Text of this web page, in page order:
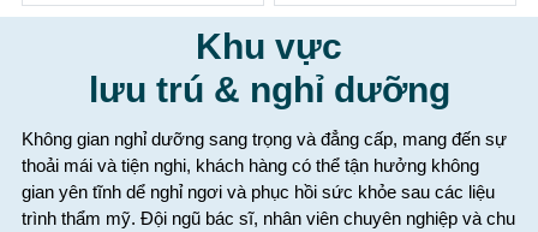
Khu vực
lưu trú & nghỉ dưỡng
Không gian nghỉ dưỡng sang trọng và đẳng cấp, mang đến sự
thoải mái và tiện nghi, khách hàng có thể tận hưởng không
gian yên tĩnh dể nghỉ ngơi và phục hồi sức khỏe sau các liệu
trình thẩm mỹ. Đội ngũ bác sĩ, nhân viên chuyên nghiệp và chu